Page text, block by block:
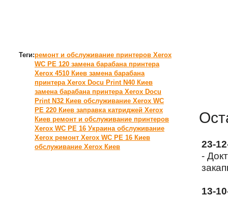
Теги:ремонт и обслуживание принтеров Xerox
WC PE 120 замена барабана принтера
Xerox 4510 Киев замена барабана
принтера Xerox Docu Print N40 Киев
замена барабана принтера Xerox Docu
Print N32 Киев обслуживание Xerox WC
PE 220 Киев заправка катриджей Xerox
Киев ремонт и обслуживание принтеров
Xerox WC PE 16 Украина обслуживание
Xerox ремонт Xerox WC PE 16 Киев
обслуживание Xerox Киев
23-
-
13-